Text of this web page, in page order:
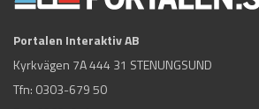
Portalen Interaktiv AB
Kyrkvägen 7A 444 31 STENUNGSUND
Tfn: 0303-679 50